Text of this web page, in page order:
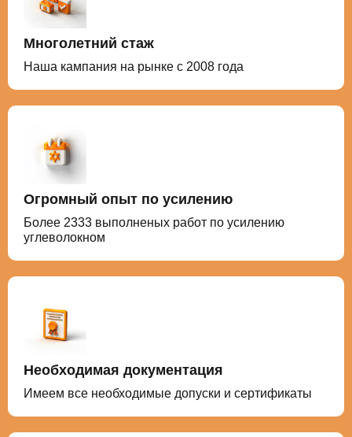
Многолетний стаж
Наша кампания на рынке с 2008 года
Огромный опыт по усилению
Более 2333 выполненых работ по усилению
углеволокном
Необходимая документация
Имеем все необходимые допуски и сертификаты